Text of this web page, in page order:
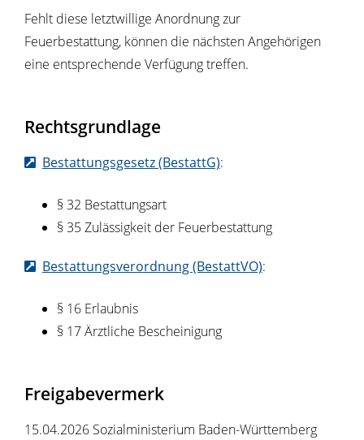
Fehlt diese letztwillige Anordnung zur
Feuerbestattung, können die nächsten Angehörigen
eine entsprechende Verfügung treffen.
Rechtsgrundlage
Bestattungsgesetz (BestattG):
§ 32 Bestattungsart
§ 35 Zulässigkeit der Feuerbestattung
Bestattungsverordnung (BestattVO):
§ 16 Erlaubnis
§ 17 Ärztliche Bescheinigung
Freigabevermerk
15.04.2026 Sozialministerium Baden-Württemberg